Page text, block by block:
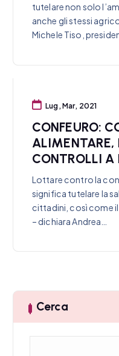
tutelare non solo
anche gli stessi
Michele Tiso,
Lug, Mar, 2021
CONFEURO:
ALIMENTARE,
CONTROLLI A
Lottare contro la
significa tutelare la
cittadini, così come
– dichiara Andrea…
Cerca